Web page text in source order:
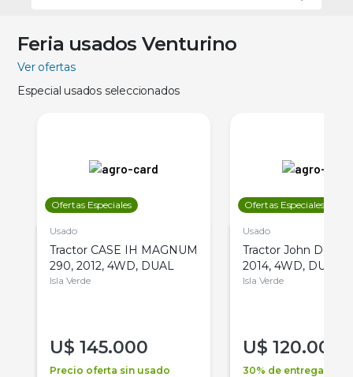
Feria usados Venturino
Ver ofertas
Especial usados seleccionados
Ofertas Especiales
Usado
Tractor CASE IH MAGNUM
290, 2012, 4WD, DUAL
Isla Verde
U$ 145.000
Precio oferta sin usado
Ofertas Especiales
Usado
Tractor John Deere
2014, 4WD, DUAL
Isla Verde
U$ 120.000
30% de entrega +